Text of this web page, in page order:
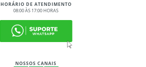
HORÁRIO DE ATENDIMENTO
08:00 ÀS 17:00 HORAS
NOSSOS CANAIS